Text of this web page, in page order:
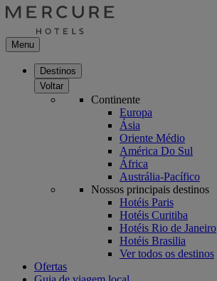
Menu
Destinos
Voltar
Continente
Europa
Ásia
Oriente Médio
América Do Sul
África
Austrália-Pacífico
Nossos principais destinos
Hotéis Paris
Hotéis Curitiba
Hotéis Rio de Janeiro
Hotéis Brasilia
Ver todos os destinos
Ofertas